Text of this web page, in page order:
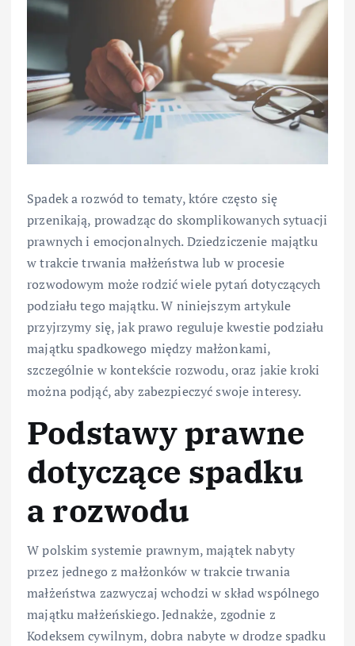
Spadek a rozwód to tematy, które często się
przenikają, prowadząc do skomplikowanych sytuacji
prawnych i emocjonalnych. Dziedziczenie majątku
w trakcie trwania małżeństwa lub w procesie
rozwodowym może rodzić wiele pytań dotyczących
podziału tego majątku. W niniejszym artykule
przyjrzymy się, jak prawo reguluje kwestie podziału
majątku spadkowego między małżonkami,
szczególnie w kontekście rozwodu, oraz jakie kroki
można podjąć, aby zabezpieczyć swoje interesy.
Podstawy prawne
dotyczące spadku
a rozwodu
W polskim systemie prawnym, majątek nabyty
przez jednego z małżonków w trakcie trwania
małżeństwa zazwyczaj wchodzi w skład wspólnego
majątku małżeńskiego. Jednakże, zgodnie z
Kodeksem cywilnym, dobra nabyte w drodze spadku